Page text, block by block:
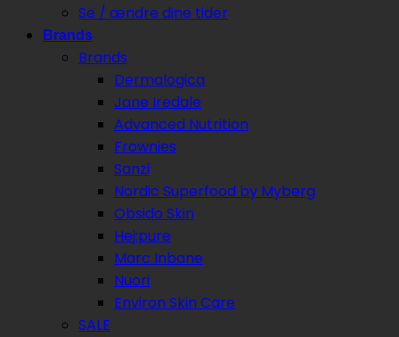
Se / ændre dine tider
Brands
Brands
Dermalogica
Jane Iredale
Advanced Nutrition
Frownies
Sanzi
Nordic Superfood by Myberg
Obsido Skin
Hej:pure
Marc Inbane
Nuori
Environ Skin Care
SALE